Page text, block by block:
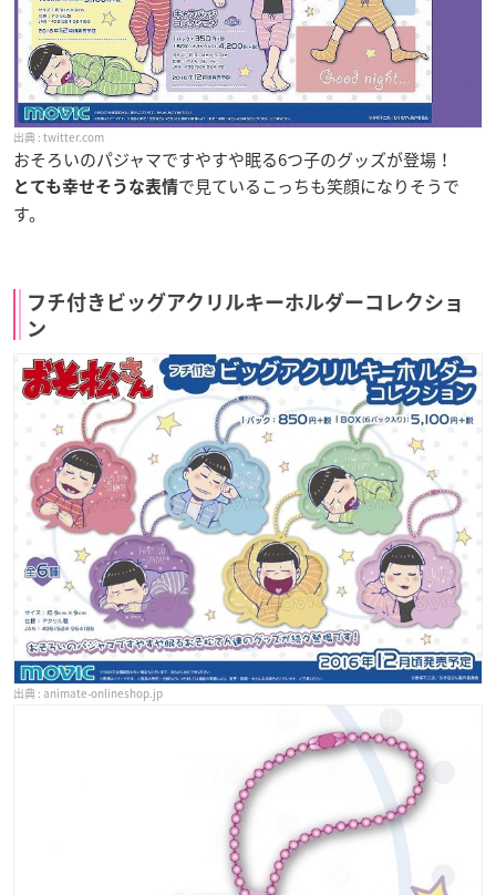
twitter.com
おそろいのパジャマですやすや眠る6つ子のグッズが登場！
とても幸せそうな表情で見ているこっちも笑顔になりそうで
す。
フチ付きビッグアクリルキーホルダーコレクショ
ン
animate-onlineshop.jp